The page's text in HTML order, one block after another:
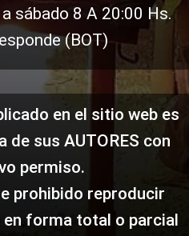
sábado 8 A 20:00 Hs.
(BOT)
en el sitio web es
de sus AUTORES con
permiso.
prohibido reproducir
forma total o parcial